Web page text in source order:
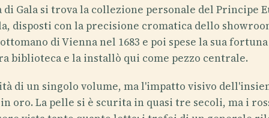
Gala si trova la collezione personale del Principe
disposti con la precisione cromatica dello
di Vienna nel 1683 e poi spese la sua
biblioteca e la installò qui come pezzo centrale.
di un singolo volume, ma l'impatto visivo
oro. La pelle si è scurita in quasi tre secoli, ma i